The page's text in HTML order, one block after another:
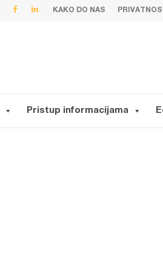
KAKO DO NAS
Pristup informacijama